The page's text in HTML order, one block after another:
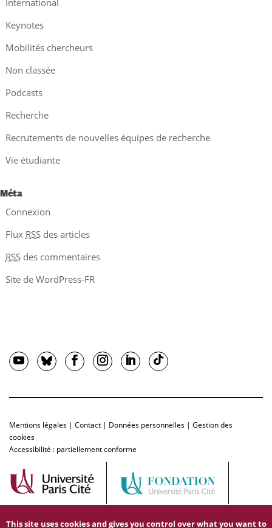
International
Keynotes
Mobilités chercheurs
Non classée
Podcasts
Recherche
Recrutements de nouvelles équipes de recherche
Vie étudiante
Méta
Connexion
Flux RSSdes articles
RSSdes commentaires
Site de WordPress-FR
Mentions légales | Contact | Données personnelles | Gestion des
cookies
Accessibilité : partiellement conforme
This site uses cookies and gives you control over what you want to